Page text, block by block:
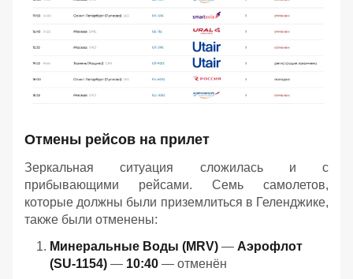
Отмены рейсов на прилет
Зеркальная ситуация сложилась и с
прибывающими рейсами. Семь самолетов,
которые должны были приземлиться в Геленджике,
также были отменены:
Минеральные Воды (MRV) — Аэрофлот
(SU-1154) — 10:40 — отменён